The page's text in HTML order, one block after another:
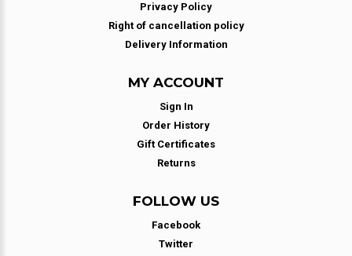
Privacy Policy
Right of cancellation policy
Delivery Information
MY ACCOUNT
Sign In
Order History
Gift Certificates
Returns
FOLLOW US
Facebook
Twitter